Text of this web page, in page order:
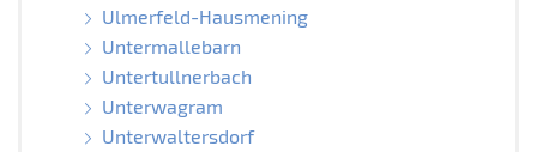
Ulmerfeld-Hausmening
Untermallebarn
Untertullnerbach
Unterwagram
Unterwaltersdorf